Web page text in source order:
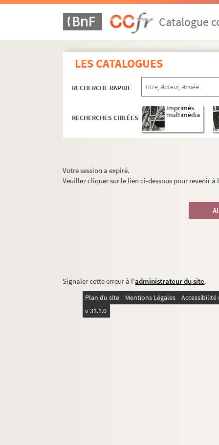
Catalogue
LES CATALOGUES
RECHERCHE RAPIDE
RECHERCHES CIBLÉES
Imprimés
multimédia
Votre session a expiré.
Veuillez cliquer sur le lien ci-dessous pour revenir
Signaler cette erreur à l'administrateur du site.
Plan du site Mentions Légales
v 31.1.0